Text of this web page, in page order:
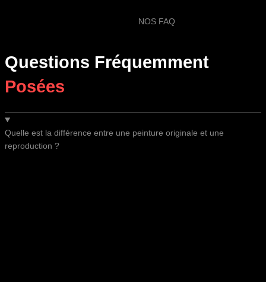
NOS FAQ
Questions Fréquemment
Posées
Quelle est la différence entre une peinture originale et une
reproduction ?